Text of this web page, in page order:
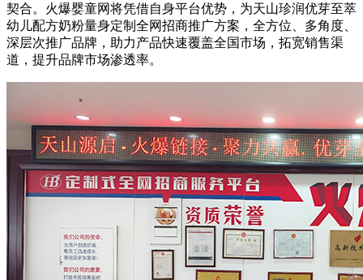
契合。火爆婴童网将凭借自身平台优势，为天山珍润优芽至萃
幼儿配方奶粉量身定制全网招商推广方案，全方位、多角度、
深层次推广品牌，助力产品快速覆盖全国市场，拓宽销售渠
道，提升品牌市场渗透率。